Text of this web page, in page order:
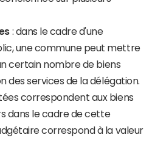
: dans le cadre d'une
une commune peut mettre
certain nombre de biens
des services de la délégation.
correspondent aux biens
dans le cadre de cette
correspond à la valeur